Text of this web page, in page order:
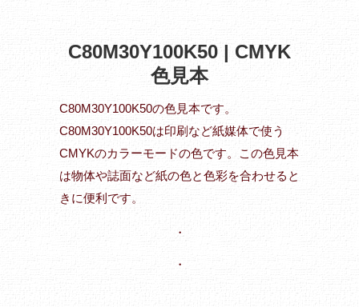
C80M30Y100K50 | CMYK
色見本
C80M30Y100K50の色見本です。
C80M30Y100K50は印刷など紙媒体で使う
CMYKのカラーモードの色です。この色見本
は物体や誌面など紙の色と色彩を合わせると
きに便利です。
・
・